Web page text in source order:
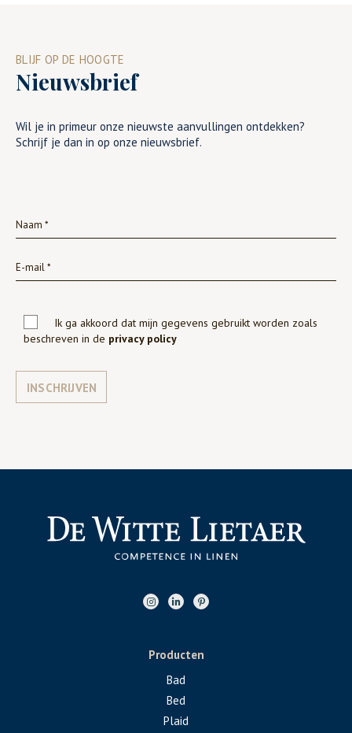
BLIJF OP DE HOOGTE
Nieuwsbrief
Wil je in primeur onze nieuwste aanvullingen ontdekken?
Schrijf je dan in op onze nieuwsbrief.
Ik ga akkoord dat mijn gegevens gebruikt worden zoals
beschreven in de privacy policy
INSCHRIJVEN
Producten
Bad
Bed
Plaid